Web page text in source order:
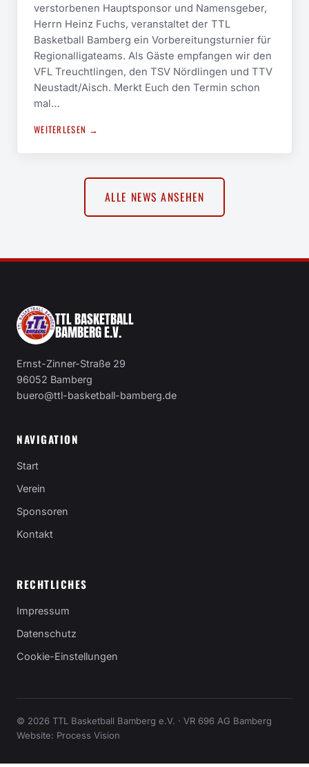
verstorbenen Hauptsponsor und Namensgeber,
Herrn Heinz Fuchs, veranstaltet der TTL
Basketball Bamberg ein Vorbereitungsturnier für
Regionalligateams. Als Gäste empfangen wir den
VFL Treuchtlingen, den TSV Nördlingen und TTV
Neustadt/Aisch. Merkt Euch den Termin schon
mal…
WEITERLESEN →
ALLE NEWS ANSEHEN
TTL BASKETBALL
BAMBERG E.V.
Ernst-Zinner-Straße 29
96052 Bamberg
buero@ttl-basketball-bamberg.de
NAVIGATION
Start
Verein
Sponsoren
Kontakt
RECHTLICHES
Impressum
Datenschutz
Cookie-Einstellungen
© 2026 TTL Basketball Bamberg e.V. · VR 696 AG Bamberg
Website: Process Vision